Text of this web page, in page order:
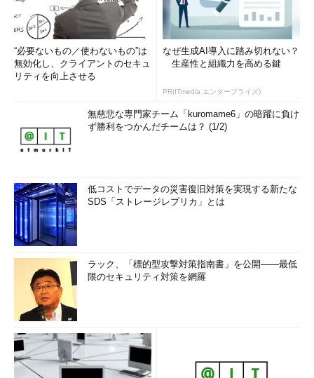
“必要ないもの／使わないもの”は
無効化し、クライアントのセキュ
リティを向上させる
なぜ生成AI導入に踏み切れない？
生産性と組織力を高める鍵
PR(ITmedia エンタープライズ)
無慈悲な専門家チーム「kuromame6」の暗躍に負け
ず勝利をつかんだチームは？ (1/2)
低コストでデータの災害復旧対策を実現する新たな
SDS「ストレージレプリカ」とは
ラック、「標的型攻撃対策指南書」を公開――最低
限のセキュリティ対策を網羅